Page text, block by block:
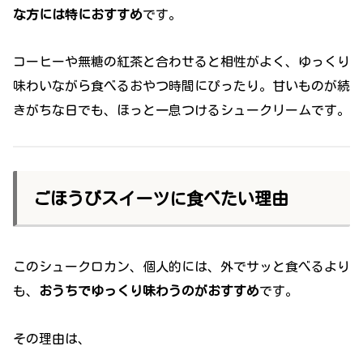
な方には特におすすめです。
コーヒーや無糖の紅茶と合わせると相性がよく、ゆっくり
味わいながら食べるおやつ時間にぴったり。甘いものが続
きがちな日でも、ほっと一息つけるシュークリームです。
ごほうびスイーツに食べたい理由
このシュークロカン、個人的には、外でサッと食べるより
も、 おうちでゆっくり味わうのがおすすめです。
その理由は、